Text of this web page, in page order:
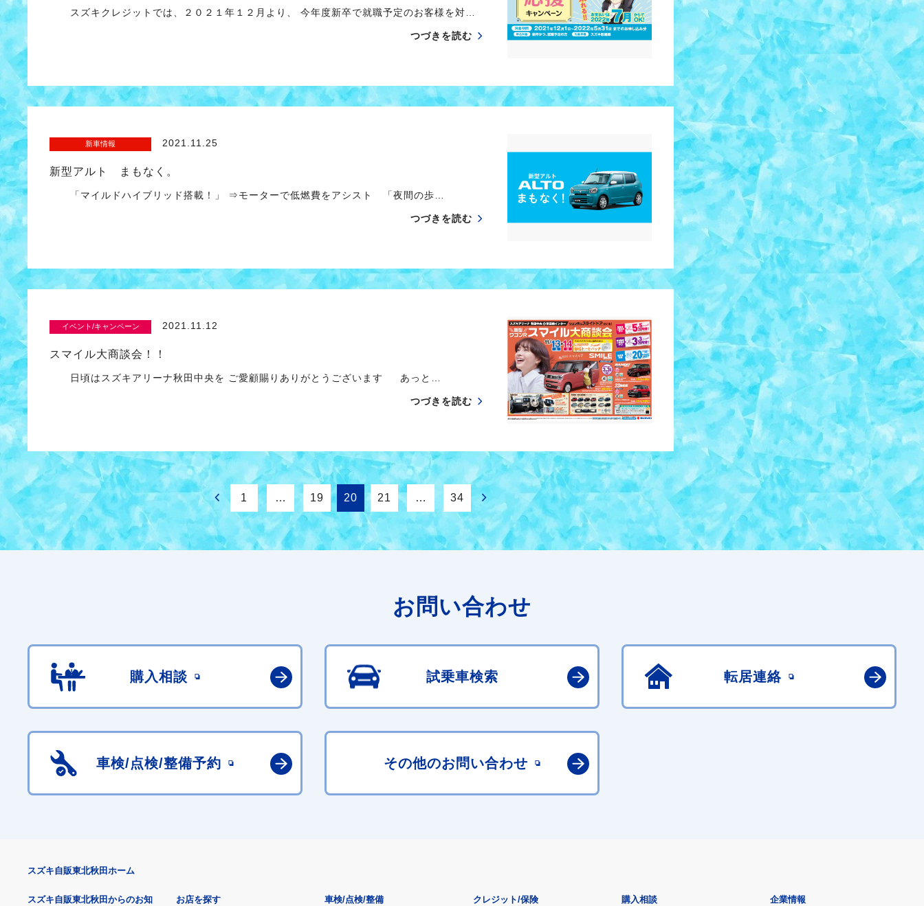
スズキクレジットでは、２０２１年１２月より、 今年度新卒で就職予定のお客様を対…
つづきを読む
新車情報 2021.11.25
新型アルト まもなく。
「マイルドハイブリッド搭載！」 ⇒モーターで低燃費をアシスト 「夜間の歩…
つづきを読む
イベント/キャンペーン 2021.11.12
スマイル大商談会！！
日頃はスズキアリーナ秋田中央を ご愛顧賜りありがとうございます あっと…
つづきを読む
1 … 19 20 21 … 34
お問い合わせ
購入相談 試乗車検索 転居連絡
車検/点検/整備予約 その他のお問い合わせ
スズキ自販東北秋田ホーム
スズキ自販東北秋田からのお知 お店を探す 車検/点検/整備 クレジット/保険 購入相談 企業情報